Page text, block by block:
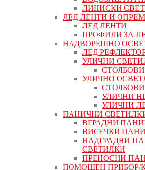
ЛИНИСКИ
ЛЕД ЛЕНТИ И
ЛЕД ЛЕНТИ
ПРОФИЛИ ЗА
НАДВОРЕШНО
ЛЕД
УЛИЧНИ
УЛИЧНО
УЛИЧНИ
УЛИЧНИ
ПАНИЧНИ
ВГРАДНИ
ВИСЕЧКИ
НАДГРАДНИ
СВЕТИЛКИ
ПРЕНОСНИ
ПОМОШЕН ПРИБОР/